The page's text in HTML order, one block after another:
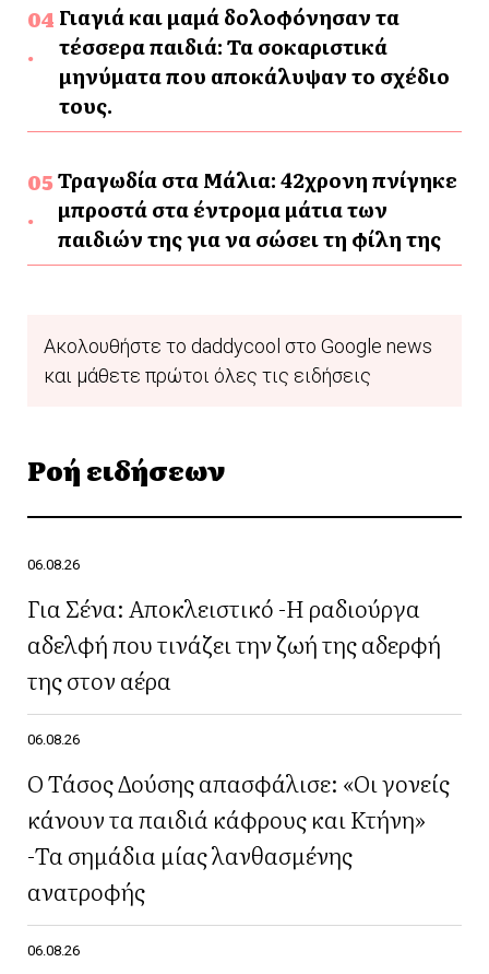
Γιαγιά και μαμά δολοφόνησαν τα
τέσσερα παιδιά: Τα σοκαριστικά
μηνύματα που αποκάλυψαν το σχέδιο
τους.
Τραγωδία στα Μάλια: 42χρονη πνίγηκε
μπροστά στα έντρομα μάτια των
παιδιών της για να σώσει τη φίλη της
Ακολουθήστε το daddycool στο Google news
και μάθετε πρώτοι όλες τις ειδήσεις
Ροή ειδήσεων
06.08.26
Για Σένα: Αποκλειστικό -Η ραδιούργα
αδελφή που τινάζει την ζωή της αδερφή
της στον αέρα
06.08.26
Ο Τάσος Δούσης απασφάλισε: «Οι γονείς
κάνουν τα παιδιά κάφρους και Κτήνη»
-Τα σημάδια μίας λανθασμένης
ανατροφής
06.08.26